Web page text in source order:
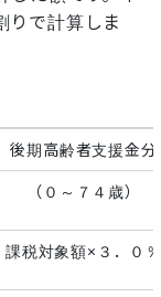
りで計算しま
後期高齢者支援金分
（０～７４歳）
課税対象額×３．０％